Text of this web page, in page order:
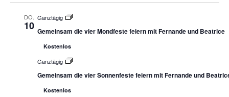
DO.
10
Ganztägig
Gemeinsam die vier Mondfeste feiern mit Fernande und Beatrice
Kostenlos
Ganztägig
Gemeinsam die vier Sonnenfeste feiern mit Fernande und
Kostenlos